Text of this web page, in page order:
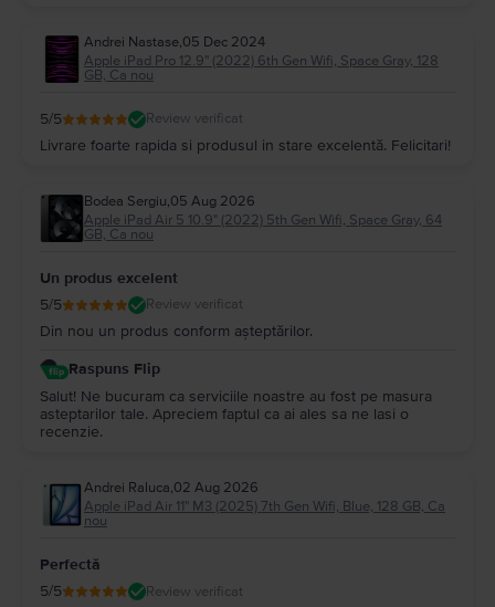
Andrei Nastase,05 Dec 2024
Apple iPad Pro 12.9" (2022) 6th Gen Wifi, Space Gray, 128
GB, Ca nou
5/5 Review verificat
Livrare foarte rapida si produsul in stare excelentă. Felicitari!
Bodea Sergiu,05 Aug 2026
Apple iPad Air 5 10.9" (2022) 5th Gen Wifi, Space Gray, 64
GB, Ca nou
Un produs excelent
5/5 Review verificat
Din nou un produs conform așteptărilor.
Raspuns Flip
Salut! Ne bucuram ca serviciile noastre au fost pe masura
asteptarilor tale. Apreciem faptul ca ai ales sa ne lasi o
recenzie.
Andrei Raluca,02 Aug 2026
Apple iPad Air 11" M3 (2025) 7th Gen Wifi, Blue, 128 GB, Ca
nou
Perfectă
5/5 Review verificat